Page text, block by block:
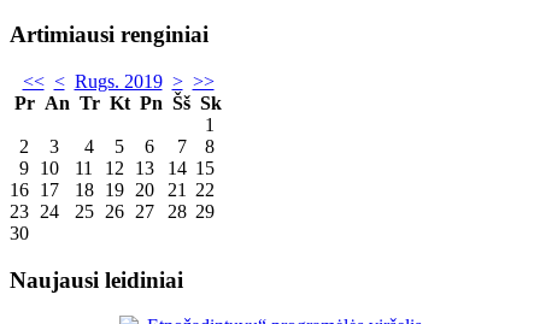
Artimiausi renginiai
<< < Rugs. 2019 > >>
Pr An Tr Kt Pn Šš Sk
1
2
3 4 5 6 7
8
9 10 11 12 13 14 15
16 17 18 19 20 21
22
23 24 25 26 27 28 29
30
Naujausi leidiniai